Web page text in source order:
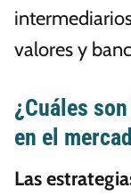
valores y
¿Cuáles
en el
Las